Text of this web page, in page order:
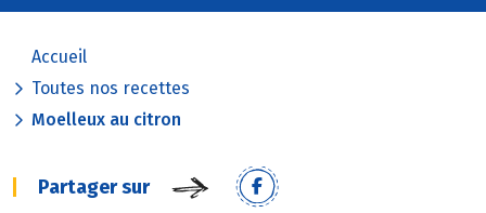
Accueil
Toutes nos recettes
Moelleux au citron
Partager sur